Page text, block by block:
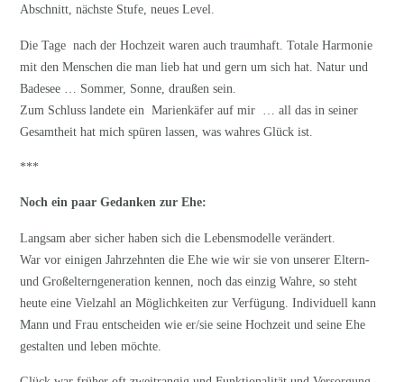
Abschnitt, nächste Stufe, neues Level.
Die Tage nach der Hochzeit waren auch traumhaft. Totale Harmonie
mit den Menschen die man lieb hat und gern um sich hat. Natur und
Badesee … Sommer, Sonne, draußen sein.
Zum Schluss landete ein Marienkäfer auf mir … all das in seiner
Gesamtheit hat mich spüren lassen, was wahres Glück ist.
***
Noch ein paar Gedanken zur Ehe:
Langsam aber sicher haben sich die Lebensmodelle verändert.
War vor einigen Jahrzehnten die Ehe wie wir sie von unserer Eltern-
und Großelterngeneration kennen, noch das einzig Wahre, so steht
heute eine Vielzahl an Möglichkeiten zur Verfügung. Individuell kann
Mann und Frau entscheiden wie er/sie seine Hochzeit und seine Ehe
gestalten und leben möchte.